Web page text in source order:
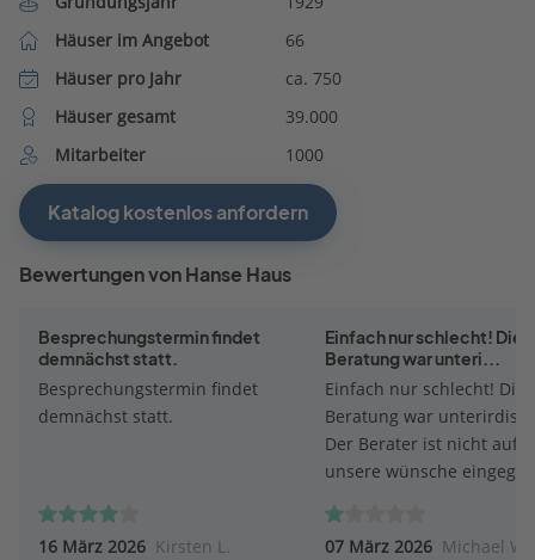
Häuser im Angebot
66
Häuser pro Jahr
ca. 750
Häuser gesamt
39.000
Mitarbeiter
1000
Katalog kostenlos anfordern
Bewertungen von Hanse Haus
Besprechungstermin findet
demnächst statt.
Besprechungstermin findet
demnächst statt.
16 März 2026 Kirsten L.
Einfach nur schlecht! Die
Beratung war unteri...
Einfach nur schlecht! Die
Beratung war
Der Berater ist nicht auf
unsere wünsche
07 März 2026 Michael W.